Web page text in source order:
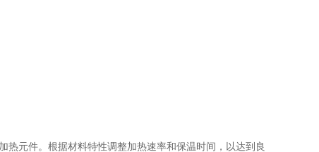
元件。根据材料特性调整加热速率和保温时间，以达到良